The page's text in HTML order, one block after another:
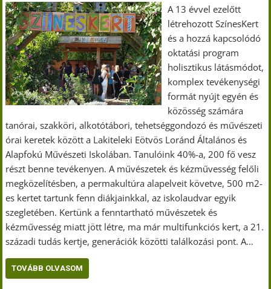
A 13 évvel ezelőtt
létrehozott SzínesKert
és a hozzá kapcsolódó
oktatási program
holisztikus látásmódot,
komplex tevékenységi
formát nyújt egyén és
közösség számára
tanórai, szakköri, alkotótábori, tehetséggondozó és művészeti
órai keretek között a Lakiteleki Eötvös Loránd Általános és
Alapfokú Művészeti Iskolában. Tanulóink 40%-a, 200 fő vesz
részt benne tevékenyen. A művészetek és kézművesség felőli
megközelítésben, a permakultúra alapelveit követve, 500 m2-
es kertet tartunk fenn diákjainkkal, az iskolaudvar egyik
szegletében. Kertünk a fenntartható művészetek és
kézművesség miatt jött létre, ma már multifunkciós kert, a 21.
századi tudás kertje, generációk közötti találkozási pont. A…
TOVÁBB OLVASOM